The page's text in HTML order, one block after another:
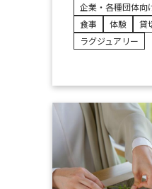
企業・各種団体向
食事
体験 貸
ラグジュアリー